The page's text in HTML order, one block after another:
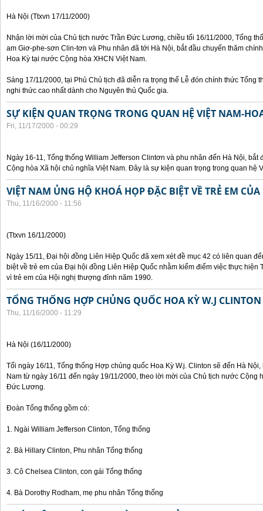
Hà Nội (Ttxvn 17/11/2000)
Nhận lời mời của Chủ tịch nước Trần Đức Lương, chiều tối 16/11/2000, Tổng
am Giơ-phe-sơn Clin-tơn và Phu nhân đã tới Hà Nội, bắt đầu chuyến thăm
Hoa Kỳ tại nước Cộng hòa XHCN Việt Nam.
Sáng 17/11/2000, tại Phủ Chủ tịch đã diễn ra trọng thể Lễ đón chính thức Tổng
nghi thức cao nhất dành cho Nguyên thủ Quốc gia.
SỰ KIỆN QUAN TRỌNG TRONG QUAN HỆ VIỆT NAM-
Fri, 11/17/2000 - 00:29
Ngày 16-11, Tổng thống William Jefferson Clintơn và phu nhân đến Hà Nội,
Cộng hòa Xã hội chủ nghĩa Việt Nam. Đây là sự kiện quan trọng trong quan hệ
VIỆT NAM ỦNG HỘ KHOÁ HỌP ĐẶC BIỆT VỀ TRẺ EM
Thu, 11/16/2000 - 11:56
(Ttxvn 16/11/2000)
Ngày 15/11, Đại hội đồng Liên Hiệp Quốc đã xem xét đề mục 42 có liên quan
biệt về trẻ em của Đại hội đồng Liên Hiệp Quốc nhằm kiểm điểm việc thực
vì trẻ em của Hội nghị thượng đỉnh năm 1990.
TỔNG THỐNG HỢP CHỦNG QUỐC HOA KỲ W.J
Thu, 11/16/2000 - 11:29
Hà Nội (16/11/2000)
Tối ngày 16/11, Tổng thống Hợp chủng quốc Hoa Kỳ W.j. Clinton sẽ đến Hà
Nam từ ngày 16/11 đến ngày 19/11/2000, theo lời mời của Chủ tịch nước Cộng
Đức Lương.
Đoàn Tổng thống gồm có:
1. Ngài William Jefferson Clinton, Tổng thống
2. Bà Hillary Clinton, Phu nhân Tổng thống
3. Cô Chelsea Clinton, con gái Tổng thống
4. Bà Dorothy Rodham, mẹ phu nhân Tổng thống